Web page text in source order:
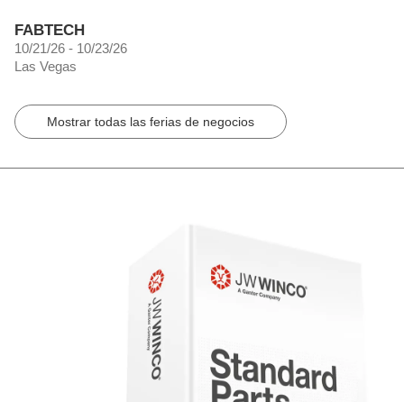
FABTECH
10/21/26 - 10/23/26
Las Vegas
Mostrar todas las ferias de negocios